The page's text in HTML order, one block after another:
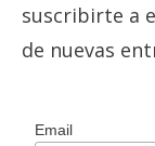
suscribirte a
de nuevas
Email